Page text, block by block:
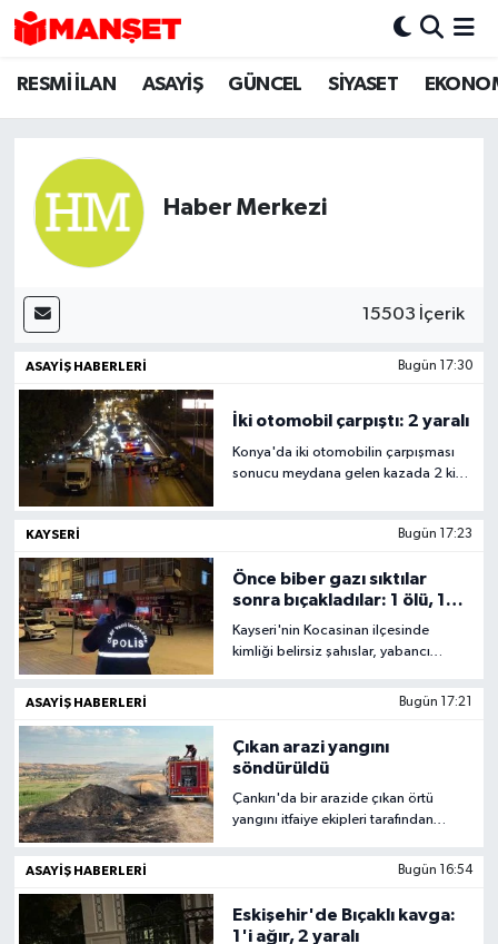
RESMİ İLAN ASAYİŞ GÜNCEL SİYASET
Haber Merkezi
15503 İçerik
ASAYİŞ HABERLERİ Bugün 17:30
İki otomobil çarpıştı: 2 yaralı
Konya'da iki otomobilin çarpışması
sonucu meydana gelen kazada 2 kişi
maddi hasarlı bir kaza daha meydana
KAYSERI Bugün 17:23
Önce biber gazı sıktılar
sonra bıçakladılar: 1 ölü, 1
yaralı
Kayseri'nin Kocasinan ilçesinde
kimliği belirsiz şahıslar, yabancı
sonra bıçakla saldırdı. Olayda ağır
yaralandı.
ASAYİŞ HABERLERİ Bugün 17:21
Çıkan arazi yangını
söndürüldü
Çankırı'da bir arazide çıkan örtü
yangını itfaiye ekipleri tarafından
ASAYİŞ HABERLERİ Bugün 16:54
Eskişehir'de Bıçaklı kavga:
1'i ağır, 2 yaralı
Hava Durumu
Süper Lig Puan Durumu ve Fikstür
Tüm Manşetler
Haber Arşivi